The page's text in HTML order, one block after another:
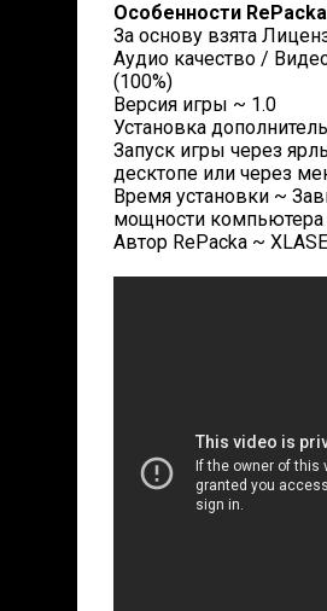
Особенности
За основу взята
Аудио качество /
(100%)
Версия игры ~ 1.0
Установка
Запуск игры через
десктопе или через
Время установки ~
мощности компьютера
Автор RePacka ~